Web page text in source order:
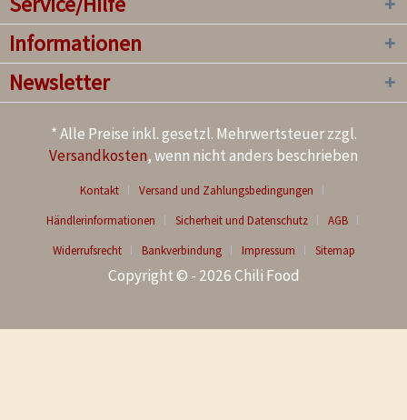
Informationen
Newsletter
* Alle Preise inkl. gesetzl. Mehrwertsteuer zzgl.
Versandkosten, wenn nicht anders beschrieben
Kontakt
Versand und Zahlungsbedingungen
Händlerinformationen
Sicherheit und Datenschutz
AGB
Widerrufsrecht
Bankverbindung Impressum Sitemap
Copyright © - 2026 Chili Food